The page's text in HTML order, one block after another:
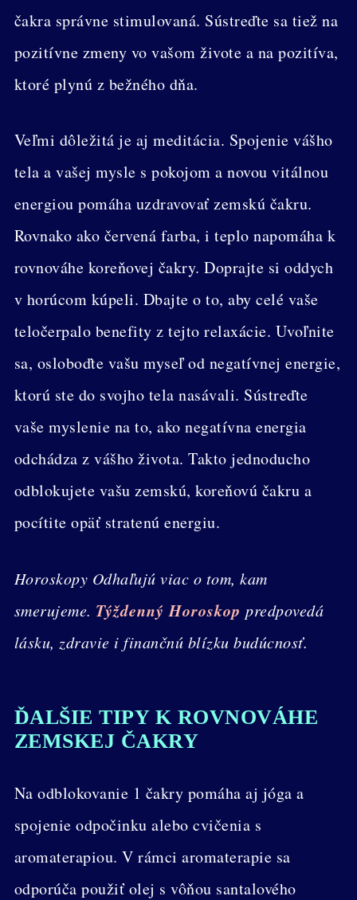
čakra správne stimulovaná. Sústreďte sa tiež na
pozitívne zmeny vo vašom živote a na pozitíva,
ktoré plynú z bežného dňa.
Veľmi dôležitá je aj meditácia. Spojenie vášho
tela a vašej mysle s pokojom a novou vitálnou
energiou pomáha uzdravovať zemskú čakru.
Rovnako ako červená farba, i teplo napomáha k
rovnováhe koreňovej čakry. Doprajte si oddych
v horúcom kúpeli. Dbajte o to, aby celé vaše
teločerpalo benefity z tejto relaxácie. Uvoľnite
sa, osloboďte vašu myseľ od negatívnej energie,
ktorú ste do svojho tela nasávali. Sústreďte
vaše myslenie na to, ako negatívna energia
odchádza z vášho života. Takto jednoducho
odblokujete vašu zemskú, koreňovú čakru a
pocítite opäť stratenú energiu.
Horoskopy Odhaľujú viac o tom, kam
smerujeme. Týždenný Horoskoppredpovedá
lásku, zdravie i finančnú blízku budúcnosť.
ĎALŠIE TIPY K ROVNOVÁHE
ZEMSKEJ ČAKRY
Na odblokovanie 1 čakry pomáha aj jóga a
spojenie odpočinku alebo cvičenia s
aromaterapiou. V rámci aromaterapie sa
odporúča použiť olej s vôňou santalového